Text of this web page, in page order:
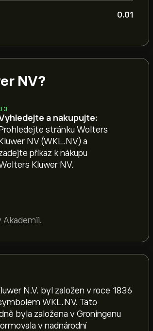
0.01
NV?
a nakupujte:
Prohledejte stránku Wolters
Kluwer NV (WKL.NV) a
příkaz k nákupu
Kluwer NV.
Akademii.
N.V. byl založen v roce 1836
WKL.NV. Tato
byla založena v Groningenu
v nadnárodní